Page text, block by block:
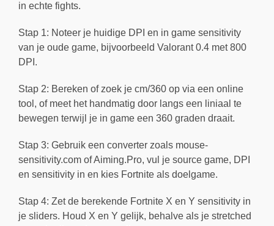
in echte fights.
Stap 1: Noteer je huidige DPI en in game sensitivity
van je oude game, bijvoorbeeld Valorant 0.4 met 800
DPI.
Stap 2: Bereken of zoek je cm/360 op via een online
tool, of meet het handmatig door langs een liniaal te
bewegen terwijl je in game een 360 graden draait.
Stap 3: Gebruik een converter zoals mouse-
sensitivity.com of Aiming.Pro, vul je source game, DPI
en sensitivity in en kies Fortnite als doelgame.
Stap 4: Zet de berekende Fortnite X en Y sensitivity in
je sliders. Houd X en Y gelijk, behalve als je stretched